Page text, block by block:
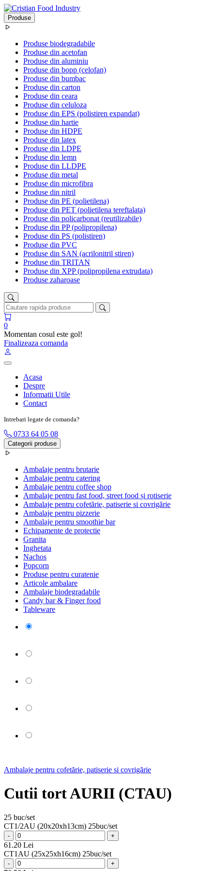
Produse
Produse biodegradabile
Produse din acetofan
Produse din aluminiu
Produse din bopp (celofan)
Produse din bumbac
Produse din carton
Produse din ceara
Produse din celuloza
Produse din EPS (polistiren expandat)
Produse din hartie
Produse din HDPE
Produse din latex
Produse din LDPE
Produse din lemn
Produse din LLDPE
Produse din metal
Produse din microfibra
Produse din nitril
Produse din PE (polietilena)
Produse din PET (polietilena tereftalata)
Produse din policarbonat (reutilizabile)
Produse din PP (polipropilena)
Produse din PS (polistiren)
Produse din PVC
Produse din SAN (acrilonitril stiren)
Produse din TRITAN
Produse din XPP (polipropilena extrudata)
Produse zaharoase
0
Momentan cosul este gol!
Finalizeaza comanda
Acasa
Despre
Informatii Utile
Contact
Intrebari legate de comanda?
0733 64 05 08
Categorii produse
Ambalaje pentru brutarie
Ambalaje pentru catering
Ambalaje pentru coffee shop
Ambalaje pentru fast food, street food și rotiserie
Ambalaje pentru cofetărie, patiserie si covrigărie
Ambalaje pentru pizzerie
Ambalaje pentru smoothie bar
Echipamente de protectie
Granita
Inghetata
Nachos
Popcorn
Produse pentru curatenie
Articole ambalare
Ambalaje biodegradabile
Candy bar & Finger food
Tableware
Ambalaje pentru cofetărie, patiserie si covrigărie
Cutii tort AURII (CTAU)
25 buc/set
CT1/2AU (20x20xh13cm) 25buc/set
- +
61.20 Lei
CT1AU (25x25xh16cm) 25buc/set
- +